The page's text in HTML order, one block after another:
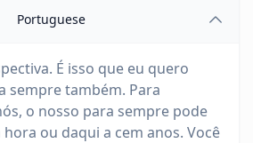
Portuguese
É isso que eu quero
sempre também. Para
o nosso para sempre pode
ou daqui a cem anos. Você